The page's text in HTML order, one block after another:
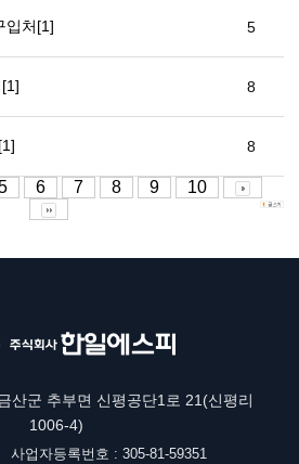
입처[1] 5
8
8
6 7 8 9 10
산군 추부면 신평공단1로 21(신평리
1006-4)
사업자등록번호 : 305-81-59351